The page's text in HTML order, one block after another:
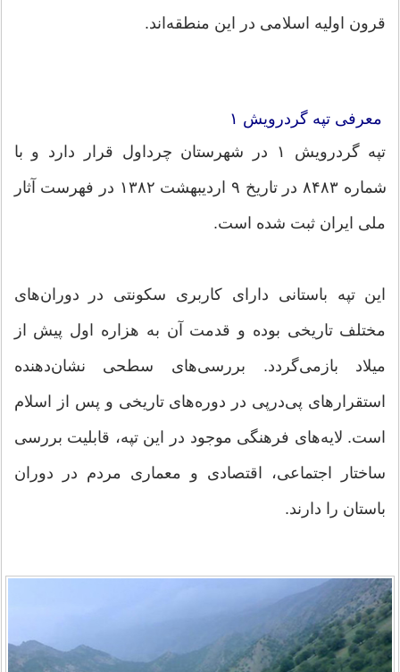
قرون اولیه اسلامی در این منطقه‌اند.
معرفی تپه گردرویش ۱
تپه گردرویش ۱ در شهرستان چرداول قرار دارد و با
شماره ۸۴۸۳ در تاریخ ۹ اردیبهشت ۱۳۸۲ در فهرست آثار
ملی ایران ثبت شده است.
این تپه باستانی دارای کاربری سکونتی در دوران‌های
مختلف تاریخی بوده و قدمت آن به هزاره اول پیش از
میلاد بازمی‌گردد. بررسی‌های سطحی نشان‌دهنده
استقرارهای پی‌درپی در دوره‌های تاریخی و پس از اسلام
است. لایه‌های فرهنگی موجود در این تپه، قابلیت بررسی
ساختار اجتماعی، اقتصادی و معماری مردم در دوران
باستان را دارند.